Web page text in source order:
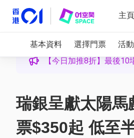
主頁
基本資料 選擇門票 活
【今日加推8折】最後
瑞銀呈獻太陽
票$350起 低至